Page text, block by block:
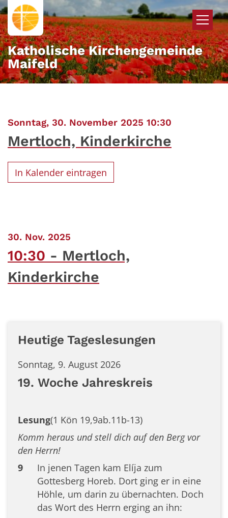
Zum Inhalt springen
Katholische Kirchengemeinde
Maifeld
Sonntag, 30. November 2025 10:30
Mertloch, Kinderkirche
In Kalender eintragen
30. Nov. 2025
10:30
Mertloch,
Kinderkirche
Heutige Tageslesungen
Sonntag, 9. August 2026
19. Woche Jahreskreis
Lesung(1 Kön 19,9ab.11b-13)
Komm heraus und stell dich auf den Berg vor
den Herrn!
9
In jenen Tagen kam Elíja zum
Gottesberg Horeb. Dort ging er in eine
Höhle, um darin zu übernachten. Doch
das Wort des Herrn erging an ihn: